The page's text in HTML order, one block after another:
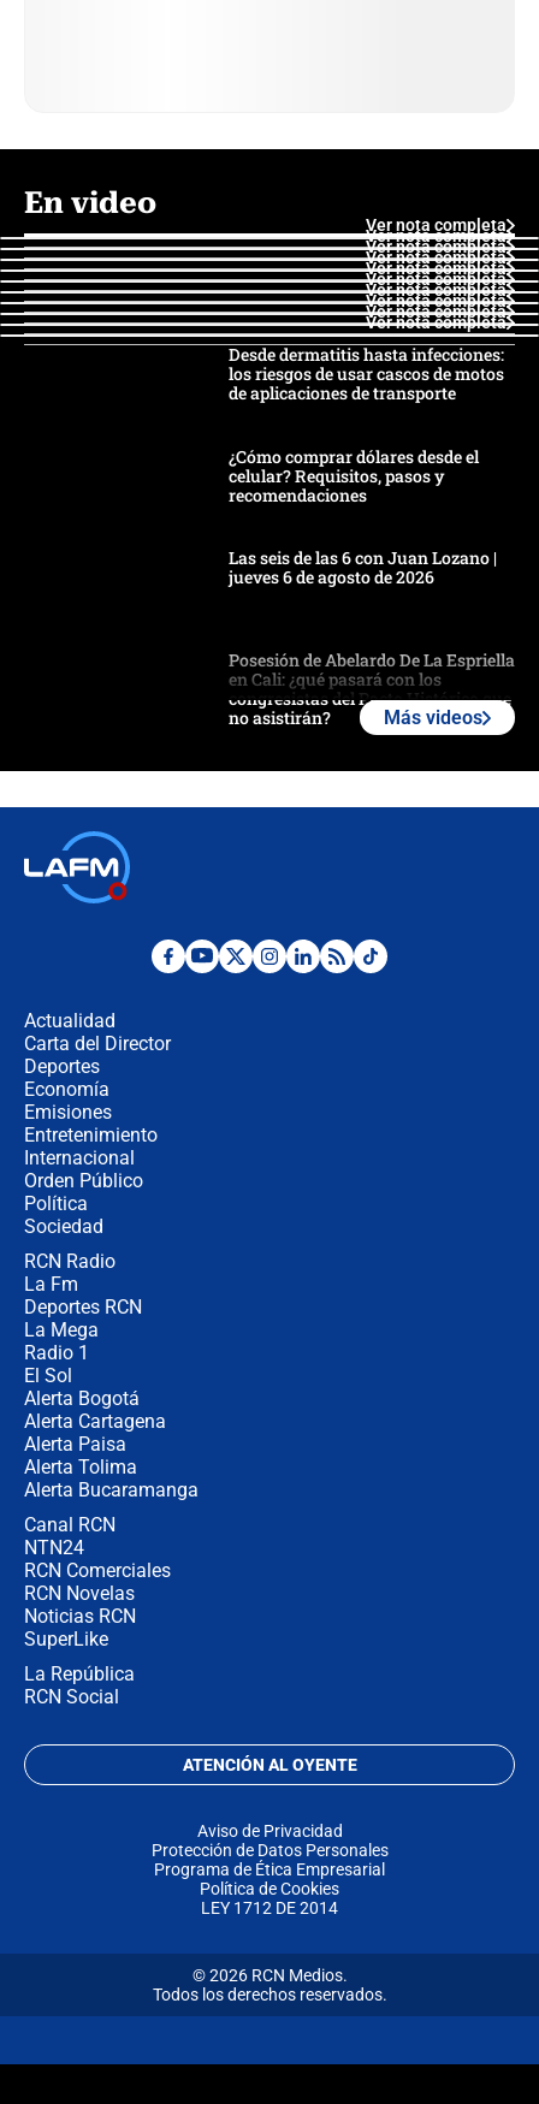
En video
Ver nota completa
Ver nota completa
Ver nota completa
Ver nota completa
Ver nota completa
Ver nota completa
Ver nota completa
Ver nota completa
Ver nota completa
Ver nota completa
Desde dermatitis hasta infecciones:
los riesgos de usar cascos de motos
de aplicaciones de transporte
¿Cómo comprar dólares desde el
celular? Requisitos, pasos y
recomendaciones
Las seis de las 6 con Juan Lozano |
jueves 6 de agosto de 2026
Posesión de Abelardo De La Espriella
en Cali: ¿qué pasará con los
congresistas del Pacto Histórico que
no asistirán?
¿Por qué De la Espriella gobernará
Más videos
Actualidad
Carta del Director
Deportes
Economía
Emisiones
Entretenimiento
Internacional
Orden Público
Política
Sociedad
RCN Radio
La Fm
Deportes RCN
La Mega
Radio 1
El Sol
Alerta Bogotá
Alerta Cartagena
Alerta Paisa
Alerta Tolima
Alerta Bucaramanga
Canal RCN
NTN24
RCN Comerciales
RCN Novelas
Noticias RCN
SuperLike
La República
RCN Social
ATENCIÓN AL OYENTE
Aviso de Privacidad
Protección de Datos Personales
Programa de Ética Empresarial
Política de Cookies
LEY 1712 DE 2014
© 2026 RCN Medios.
Todos los derechos reservados.